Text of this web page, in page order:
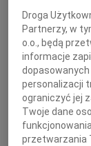
Droga
Partnerzy, w
o.o., będą
informacje
personalizacji
ograniczyć jej
Twoje dane
przetwarzania